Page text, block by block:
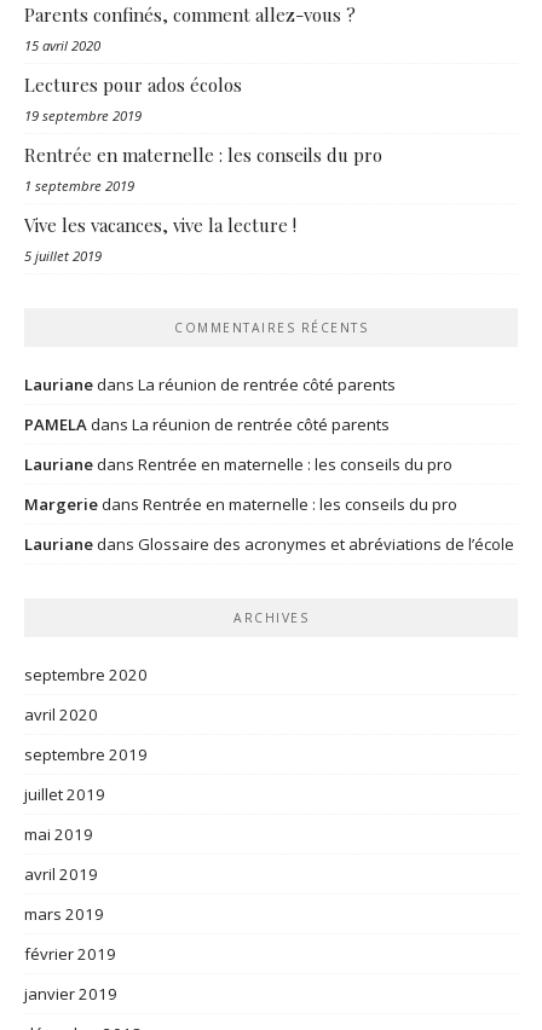
Parents confinés, comment allez-vous ?
15 avril 2020
Lectures pour ados écolos
19 septembre 2019
Rentrée en maternelle : les conseils du pro
1 septembre 2019
Vive les vacances, vive la lecture !
5 juillet 2019
COMMENTAIRES RÉCENTS
Laurianedans La réunion de rentrée côté parents
PAMELAdans La réunion de rentrée côté parents
Laurianedans Rentrée en maternelle : les conseils du pro
Margeriedans Rentrée en maternelle : les conseils du pro
Laurianedans Glossaire des acronymes et abréviations de l’école
ARCHIVES
septembre 2020
avril 2020
septembre 2019
juillet 2019
mai 2019
avril 2019
mars 2019
février 2019
janvier 2019